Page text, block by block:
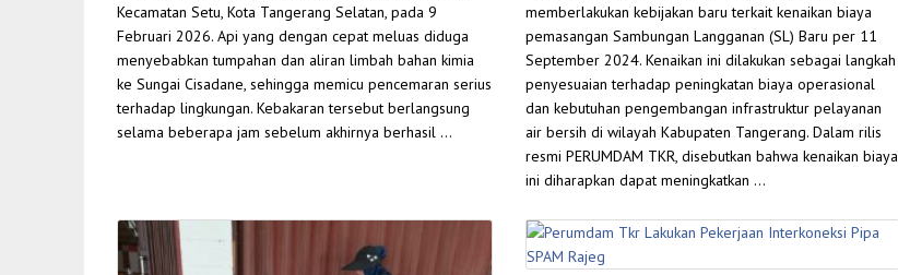
Kecamatan Setu, Kota Tangerang Selatan, pada 9
Februari 2026. Api yang dengan cepat meluas diduga
menyebabkan tumpahan dan aliran limbah bahan kimia
ke Sungai Cisadane, sehingga memicu pencemaran serius
terhadap lingkungan. Kebakaran tersebut berlangsung
selama beberapa jam sebelum akhirnya berhasil …
memberlakukan kebijakan baru terkait kenaikan biaya
pemasangan Sambungan Langganan (SL) Baru per 11
September 2024. Kenaikan ini dilakukan sebagai langkah
penyesuaian terhadap peningkatan biaya operasional
dan kebutuhan pengembangan infrastruktur pelayanan
air bersih di wilayah Kabupaten Tangerang. Dalam rilis
resmi PERUMDAM TKR, disebutkan bahwa kenaikan biaya
ini diharapkan dapat meningkatkan …